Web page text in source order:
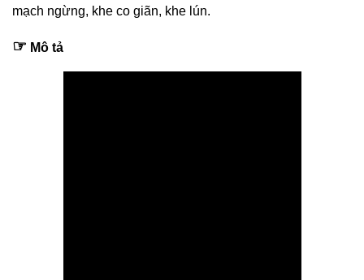
mạch ngừng, khe co giãn, khe lún.
☞ Mô tả